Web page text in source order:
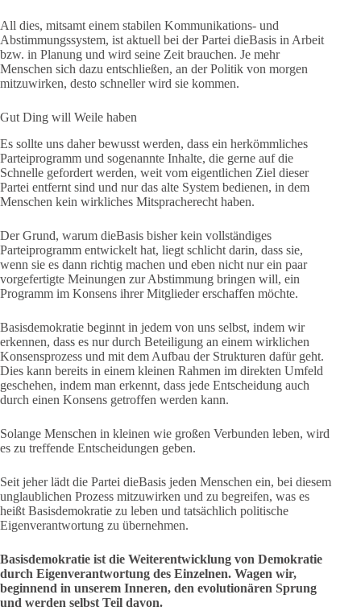
All dies, mitsamt einem stabilen Kommunikations- und
Abstimmungssystem, ist aktuell bei der Partei dieBasis in Arbeit
bzw. in Planung und wird seine Zeit brauchen. Je mehr
Menschen sich dazu entschließen, an der Politik von morgen
mitzuwirken, desto schneller wird sie kommen.
Gut Ding will Weile haben
Es sollte uns daher bewusst werden, dass ein herkömmliches
Parteiprogramm und sogenannte Inhalte, die gerne auf die
Schnelle gefordert werden, weit vom eigentlichen Ziel dieser
Partei entfernt sind und nur das alte System bedienen, in dem
Menschen kein wirkliches Mitspracherecht haben.
Der Grund, warum dieBasis bisher kein vollständiges
Parteiprogramm entwickelt hat, liegt schlicht darin, dass sie,
wenn sie es dann richtig machen und eben nicht nur ein paar
vorgefertigte Meinungen zur Abstimmung bringen will, ein
Programm im Konsens ihrer Mitglieder erschaffen möchte.
Basisdemokratie beginnt in jedem von uns selbst, indem wir
erkennen, dass es nur durch Beteiligung an einem wirklichen
Konsensprozess und mit dem Aufbau der Strukturen dafür geht.
Dies kann bereits in einem kleinen Rahmen im direkten Umfeld
geschehen, indem man erkennt, dass jede Entscheidung auch
durch einen Konsens getroffen werden kann.
Solange Menschen in kleinen wie großen Verbunden leben, wird
es zu treffende Entscheidungen geben.
Seit jeher lädt die Partei dieBasis jeden Menschen ein, bei diesem
unglaublichen Prozess mitzuwirken und zu begreifen, was es
heißt Basisdemokratie zu leben und tatsächlich politische
Eigenverantwortung zu übernehmen.
Basisdemokratie ist die Weiterentwicklung von Demokratie
durch Eigenverantwortung des Einzelnen. Wagen wir,
beginnend in unserem Inneren, den evolutionären Sprung
und werden selbst Teil davon.